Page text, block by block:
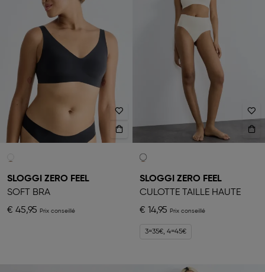
SLOGGI ZERO FEEL
SOFT BRA
€ 45,95
SLOGGI ZERO FEEL
CULOTTE TAILLE HAUTE
€ 14,95
3=35€, 4=45€